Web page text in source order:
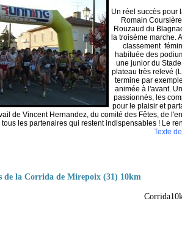
Un réel succès pour
Romain
Rouzaud du
la troisème marche.
classement
habituée des
une junior du
plateau très relevé
termine par
animée à l'avant.
passionnés, les
pour le plaisir et
de Vincent Hernandez, du comité des Fêtes, de
tous les partenaires qui restent indispensables ! Le
Texte
de la Corrida de Mirepoix (31) 10km